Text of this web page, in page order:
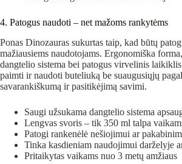
4. Patogus naudoti – net mažoms rankytėms
Ponas Dinozauras sukurtas taip, kad būtų
mažiausiems naudotojams. Ergonomiška
dangtelio sistema bei patogus virvelinis
paimti ir naudoti buteliuką be suaugusiųjų
savarankiškumą ir pasitikėjimą savimi.
Saugi užsukama dangtelio sistema
Lengvas svoris – tik 350 ml talpa
Patogi rankenėlė nešiojimui ar
Tinka kasdieniam naudojimui darželyje
Pritaikytas vaikams nuo 3 metų amžiaus